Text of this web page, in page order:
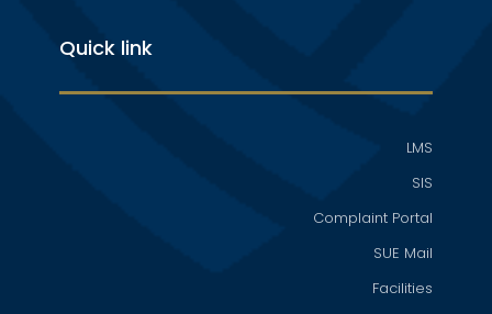
Quick link
LMS
SIS
Complaint Portal
SUE Mail
Facilities